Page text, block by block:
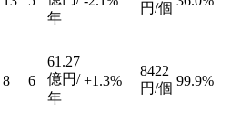
年
円/個
8 6
61.27
億円/
年
+1.3%
8422
円/個 99.9%